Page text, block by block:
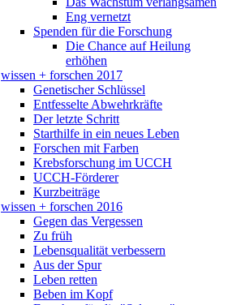
Eng vernetzt
Spenden für die Forschung
Die Chance auf Heilung
erhöhen
wissen + forschen 2017
Genetischer Schlüssel
Entfesselte Abwehrkräfte
Der letzte Schritt
Starthilfe in ein neues Leben
Forschen mit Farben
Krebsforschung im UCCH
UCCH-Förderer
Kurzbeiträge
wissen + forschen 2016
Gegen das Vergessen
Zu früh
Lebensqualität verbessern
Aus der Spur
Leben retten
Beben im Kopf